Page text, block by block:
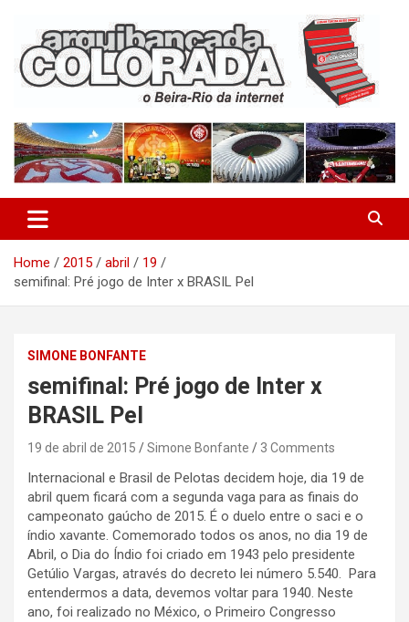
content
Arquibancada Colorada
Home 2015 abril
19
semifinal: Pré jogo de Inter x BRASIL Pel
SIMONE BONFANTE
semifinal: Pré jogo de Inter x
BRASIL Pel
19 de abril de 2015 Simone Bonfante 3 Comments
Internacional e Brasil de Pelotas decidem hoje, dia 19 de
abril quem ficará com a segunda vaga para as finais do
campeonato gaúcho de 2015. É o duelo entre o saci e o
índio xavante. Comemorado todos os anos, no dia 19 de
Abril, o Dia do Índio foi criado em 1943 pelo presidente
Getúlio Vargas, através do decreto lei número 5.540. Para
entendermos a data, devemos voltar para 1940. Neste
ano, foi realizado no México, o Primeiro Congresso